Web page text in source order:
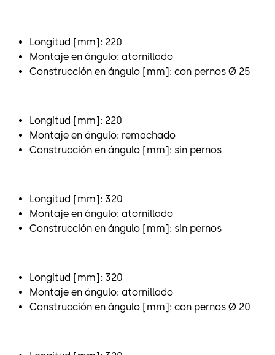
Longitud [mm]: 220
Montaje en ángulo: atornillado
Construcción en ángulo [mm]: con pernos Ø 25
Longitud [mm]: 220
Montaje en ángulo: remachado
Construcción en ángulo [mm]: sin pernos
Longitud [mm]: 320
Montaje en ángulo: atornillado
Construcción en ángulo [mm]: sin pernos
Longitud [mm]: 320
Montaje en ángulo: atornillado
Construcción en ángulo [mm]: con pernos Ø 20